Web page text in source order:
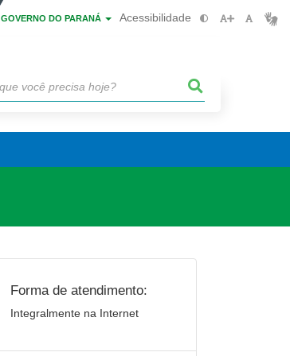
GOVERNO DO PARANÁ Acessibilidade
Forma de atendimento:
Integralmente na Internet